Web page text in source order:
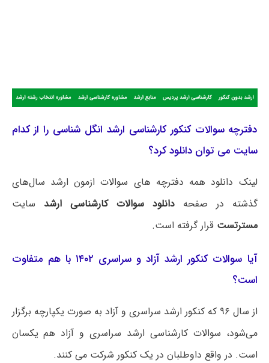
دفترچه سوالات کنکور کارشناسی ارشد انگل شناسی را از کدام
سایت می توان دانلود کرد؟
لینک دانلود همه دفترچه های سوالات ازمون ارشد سال‌های
گذشته در صفحه
دانلود سوالات کارشناسی ارشد
سایت
مسترتست قرار گرفته است.
آیا سوالات کنکور ارشد آزاد و سراسری ۱۴۰۲ با هم متفاوت
است؟
از سال ۹۶ که کنکور ارشد سراسری و آزاد به صورت یکپارچه برگزار
می‌شود، سوالات کارشناسی ارشد سراسری و آزاد هم یکسان
است. در واقع داوطلبان در یک کنکور شرکت می کنند.